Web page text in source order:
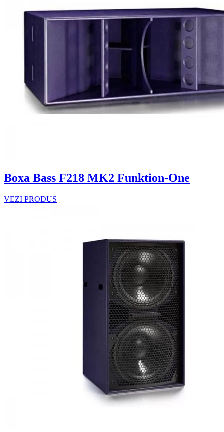
Boxa Bass F218 MK2 Funktion-One
VEZI PRODUS